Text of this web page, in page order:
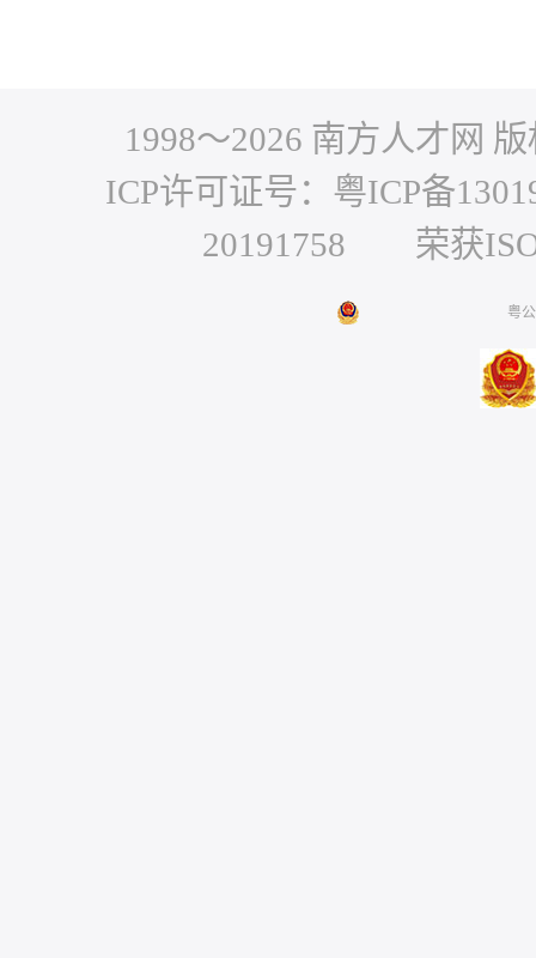
1998～2026 南方人才网
ICP许可证号：粤ICP备
20191758 荣获
粤